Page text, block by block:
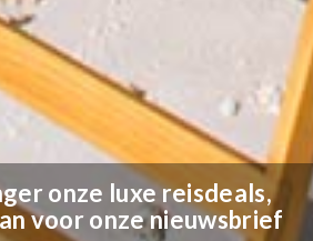
onze luxe reisdeals,
voor onze nieuwsbrief